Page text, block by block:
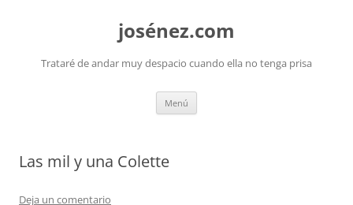
josénez.com
Trataré de andar muy despacio cuando ella no tenga prisa
Menú
Las mil y una Colette
Deja un comentario